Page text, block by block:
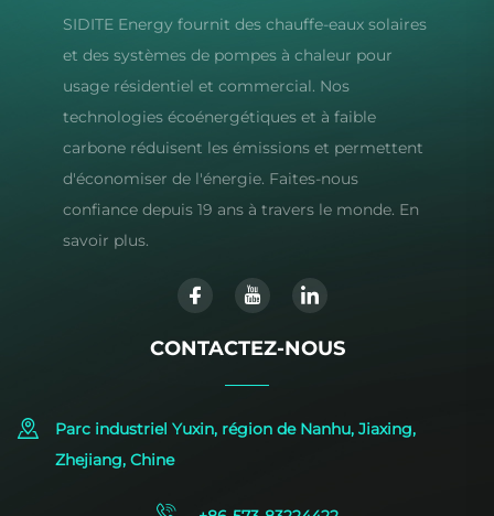
SIDITE Energy fournit des chauffe-eaux solaires
et des systèmes de pompes à chaleur pour
usage résidentiel et commercial. Nos
technologies écoénergétiques et à faible
carbone réduisent les émissions et permettent
d'économiser de l'énergie. Faites-nous
confiance depuis 19 ans à travers le monde. En
savoir plus.
CONTACTEZ-NOUS
Parc industriel Yuxin, région de Nanhu, Jiaxing,
Zhejiang, Chine